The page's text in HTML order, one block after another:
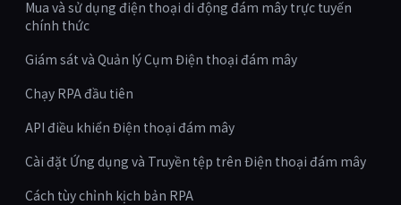
Mua và sử dụng điện thoại di động đám mây trực tuyến
chính thức
Giám sát và Quản lý Cụm Điện thoại đám mây
Chạy RPA đầu tiên
API điều khiển Điện thoại đám mây
Cài đặt Ứng dụng và Truyền tệp trên Điện thoại đám mây
Cách tùy chỉnh kịch bản RPA